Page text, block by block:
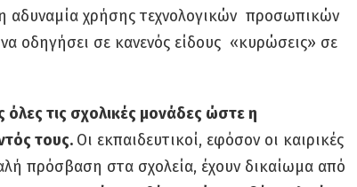
αδυναμία χρήσης τεχνολογικών προσωπικών
οδηγήσει σε κανενός είδους «κυρώσεις» σε
όλες τις σχολικές μονάδες ώστε η
τους. Οι εκπαιδευτικοί, εφόσον οι καιρικές
πρόσβαση στα σχολεία, έχουν δικαίωμα από